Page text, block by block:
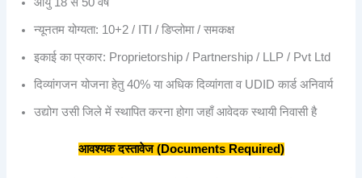
न्यूनतम योग्यता: 10+2 / ITI / डिप्लोमा / समकक्ष
इकाई का प्रकार: Proprietorship / Partnership / LLP / Pvt Ltd
दिव्यांगजन योजना हेतु 40% या अधिक दिव्यांगता व UDID कार्ड अनिवार्य
उद्योग उसी जिले में स्थापित करना होगा जहाँ आवेदक स्थायी निवासी है
आवश्यकदस्तावेज (Documents Required)